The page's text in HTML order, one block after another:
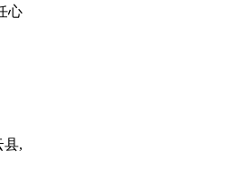
心
县,